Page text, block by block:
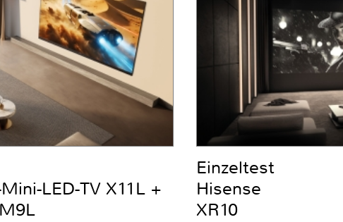
LED-TV X11L +
Einzeltest
Hisense
XR10